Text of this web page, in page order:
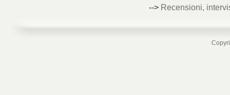
--> Recensioni,